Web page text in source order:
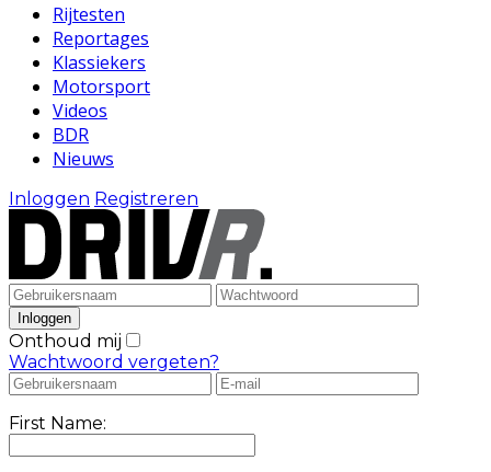
Rijtesten
Reportages
Klassiekers
Motorsport
Videos
BDR
Nieuws
Inloggen Registreren
Onthoud mij
Wachtwoord vergeten?
First Name: